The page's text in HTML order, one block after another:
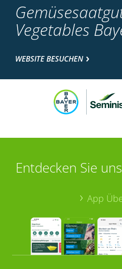
Vegetables
WEBSITE BESUCHEN
Entdecken Sie
App